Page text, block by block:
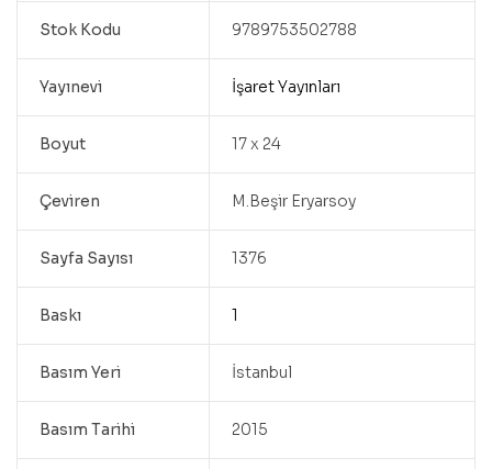
Stok Kodu 9789753502788
Yayınevi İşaret Yayınları
Boyut 17 x 24
Çeviren M.Beşir Eryarsoy
Sayfa Sayısı 1376
Baskı 1
Basım Yeri İstanbul
Basım Tarihi 2015